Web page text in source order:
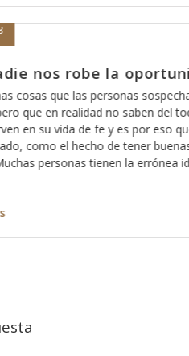
eso de que Dios
que Dios está loco, cómo
no escucha a los pecadores?,
pecadores?, entonces?, no
nosotros?, ó cómo es que
atención y cómo es que haremos